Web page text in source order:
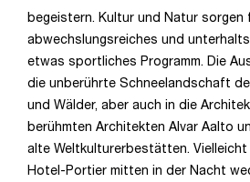
begeistern. Kultur und Natur sorgen
abwechslungsreiches und
etwas sportliches Programm. Die
die unberührte Schneelandschaft
und Wälder, aber auch in die
berühmten Architekten Alvar Aalto
alte Weltkulturerbestätten.
Hotel-Portier mitten in der Nacht